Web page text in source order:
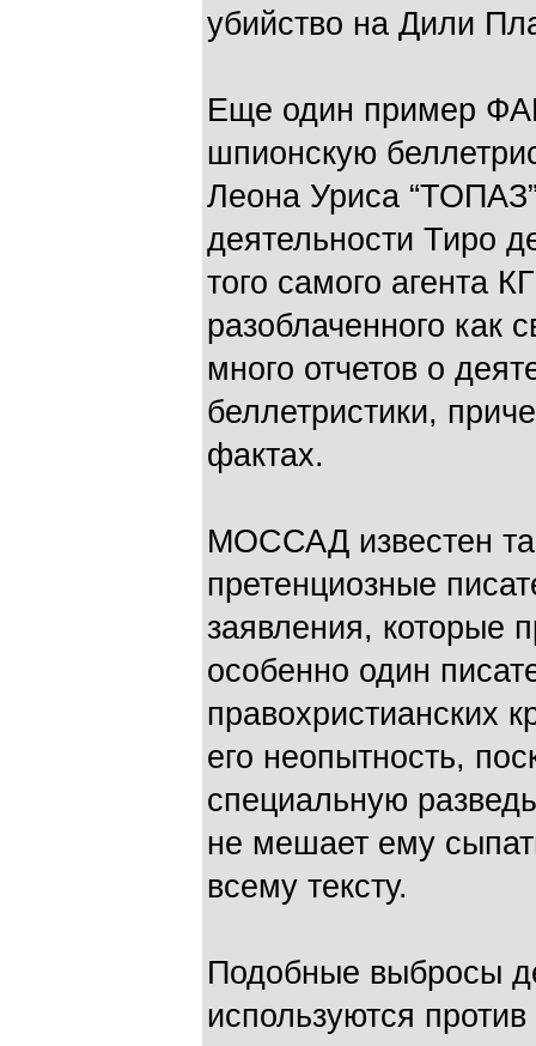
убийство на Дили
Еще один пример
шпионскую
Леона Уриса
деятельности Тиро
того самого агента
разоблаченного как
много отчетов о
беллетристики,
фактах.
МОССАД известен
претенциозные
заявления, которые
особенно один
правохристианских
его неопытность,
специальную
не мешает ему
всему тексту.
Подобные выбросы
используются